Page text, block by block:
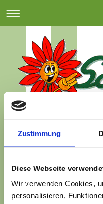
Zustimmung
Diese Webseite
Wir verwenden Cookies,
personalisieren,